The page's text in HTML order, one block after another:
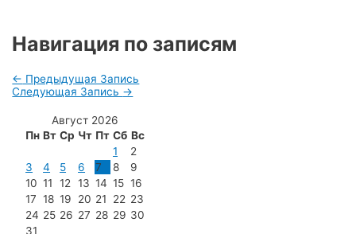
Навигация по записям
← Предыдущая Запись
Следующая Запись →
Август 2026
Пн Вт Ср Чт Пт Сб Вс
1
2
3
4 5 6 7 8
9
10 11 12 13 14 15 16
17 18 19 20 21 22 23
24 25 26 27 28 29 30
31